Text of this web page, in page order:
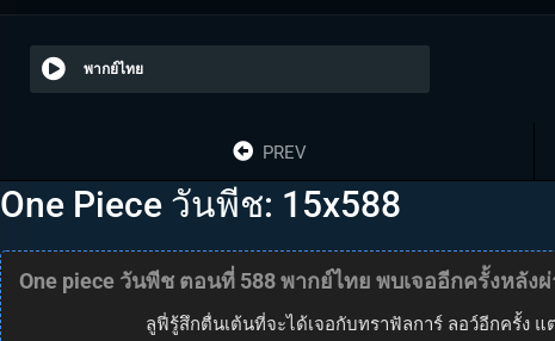
พากย์ไทย
PREV
One Piece วันพีช: 15x588
One piece วันพีช ตอนที่ 588 พากย์ไทย พบเจออีกครั้งหลัง
ลูฟี่รู้สึกตื่นเต้นที่จะได้เจอกับทราฟัลการ์ ลอว์อีกครั้ง